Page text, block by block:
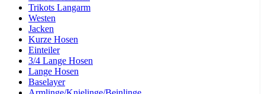
Trikots Langarm
Westen
Jacken
Kurze Hosen
Einteiler
3/4 Lange Hosen
Lange Hosen
Baselayer